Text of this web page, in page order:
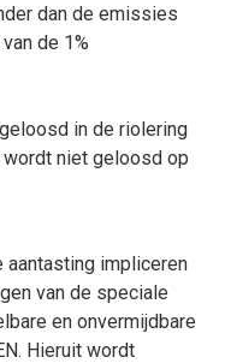
dan de emissies
de 1%
in de riolering
wordt niet geloosd op
impliceren
van de speciale
en onvermijdbare
Hieruit wordt